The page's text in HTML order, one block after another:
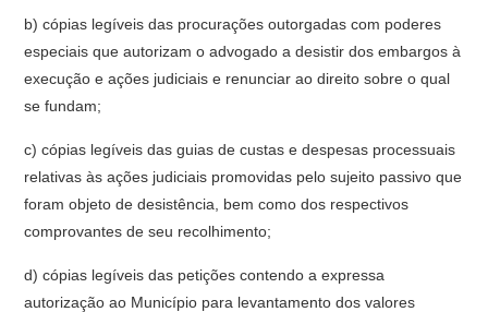
b) cópias legíveis das procurações outorgadas com poderes
especiais que autorizam o advogado a desistir dos embargos à
execução e ações judiciais e renunciar ao direito sobre o qual
se fundam;
c) cópias legíveis das guias de custas e despesas processuais
relativas às ações judiciais promovidas pelo sujeito passivo que
foram objeto de desistência, bem como dos respectivos
comprovantes de seu recolhimento;
d) cópias legíveis das petições contendo a expressa
autorização ao Município para levantamento dos valores